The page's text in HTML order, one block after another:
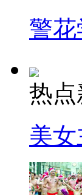
警
热点
美